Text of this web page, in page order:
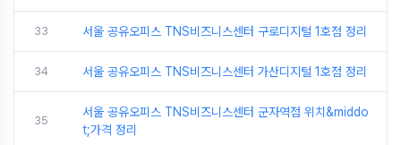
33 서울 공유오피스 TNS비즈니스센터 구로디지털 1호점 정리
34 서울 공유오피스 TNS비즈니스센터 가산디지털 1호점 정리
35
서울 공유오피스 TNS비즈니스센터 군자역점 위치&middo
t;가격 정리